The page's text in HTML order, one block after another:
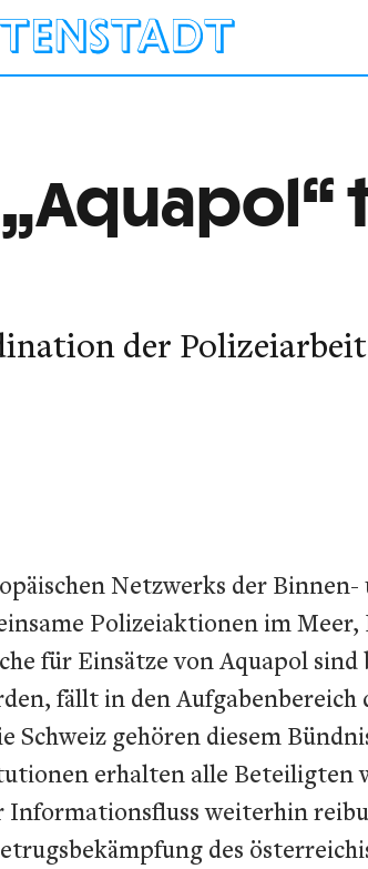
der
Netzwerks der
Polizeiaktionen im Meer,
für Einsätze von Aquapol
fällt in den Aufgabenbereich
gehören diesem
erhalten alle Beteiligten
Informationsfluss weiterhin
des